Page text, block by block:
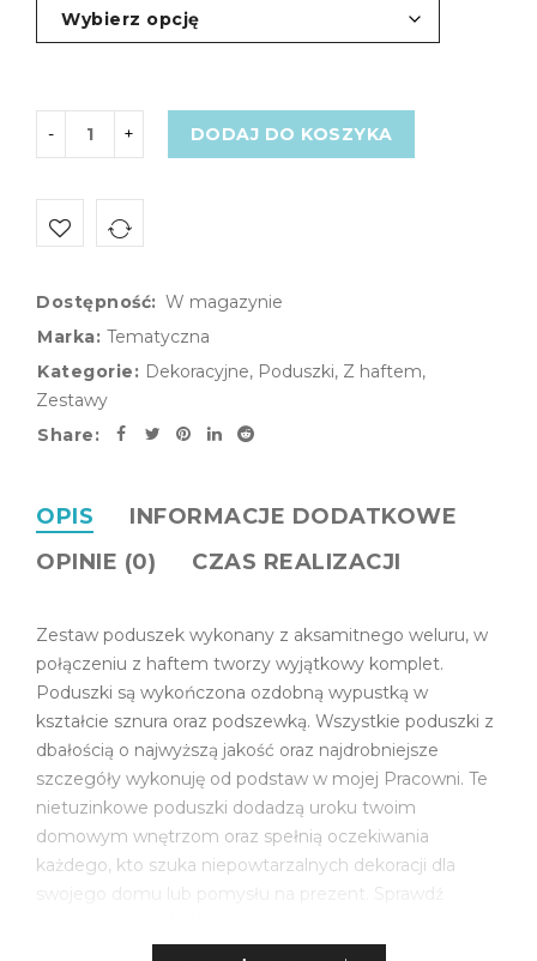
DODAJ DO KOSZYKA
Dostępność: W magazynie
Marka: Tematyczna
Kategorie: Dekoracyjne, Poduszki, Z haftem,
Zestawy
Share:
OPIS
INFORMACJE DODATKOWE
OPINIE (0)
CZAS REALIZACJI
Zestaw poduszek wykonany z aksamitnego weluru, w
połączeniu z haftem tworzy wyjątkowy komplet.
Poduszki są wykończona ozdobną wypustką w
kształcie sznura oraz podszewką. Wszystkie poduszki z
dbałością o najwyższą jakość oraz najdrobniejsze
szczegóły wykonuję od podstaw w mojej Pracowni. Te
nietuzinkowe poduszki dodadzą uroku twoim
domowym wnętrzom oraz spełnią oczekiwania
każdego, kto szuka niepowtarzalnych dekoracji dla
swojego domu lub pomysłu na prezent. Sprawdź